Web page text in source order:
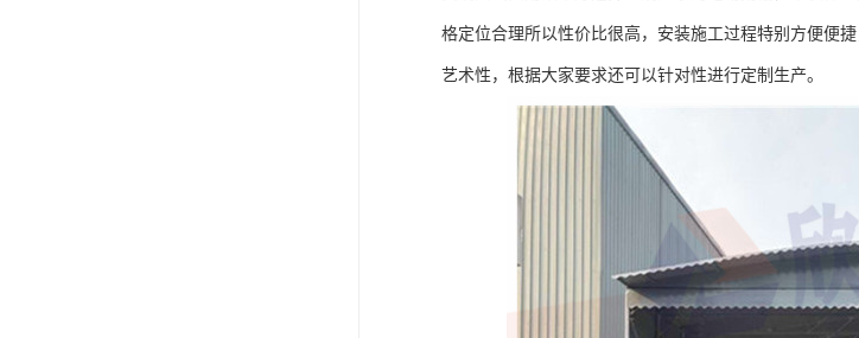
格定位合理所以性价比很高，安装施工过程特别方便便
艺术性，根据大家要求还可以针对性进行定制生产。